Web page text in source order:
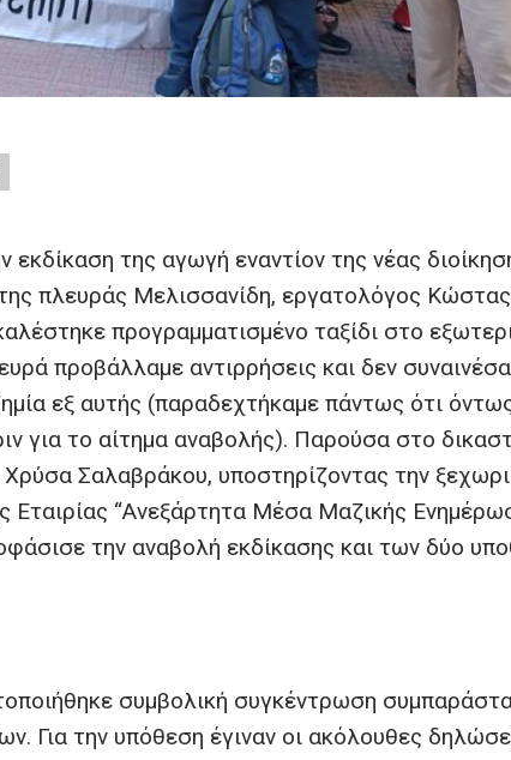
της αγωγή εναντίον της νέας
πλευράς Μελισσανίδη, εργατολόγος Κώστας
προγραμματισμένο ταξίδι στο
προβάλλαμε αντιρρήσεις και δεν
εξ αυτής (παραδεχτήκαμε πάντως ότι
για το αίτημα αναβολής). Παρούσα στο
Σαλαβράκου, υποστηρίζοντας την
“Ανεξάρτητα Μέσα Μαζικής
την αναβολή εκδίκασης και των δύο
συμβολική συγκέντρωση
Για την υπόθεση έγιναν οι ακόλουθες